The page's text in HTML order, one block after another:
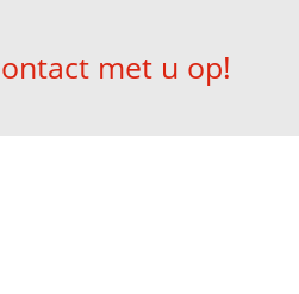
met u op!